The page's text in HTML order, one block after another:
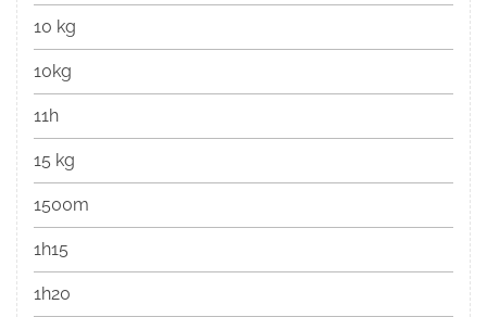
10 kg
10kg
11h
15 kg
1500m
1h15
1h20